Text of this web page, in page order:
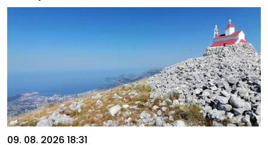
09. 08. 2026 18:31